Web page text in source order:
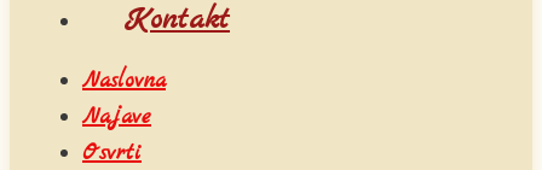
Kontakt
Naslovna
Najave
Osvrti